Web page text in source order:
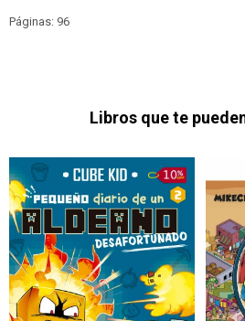
Páginas: 96
Libros que te